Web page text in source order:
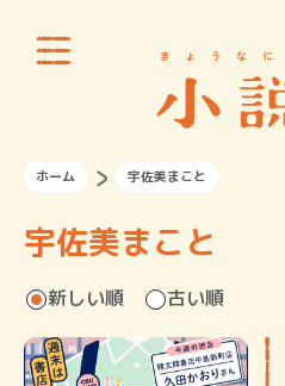
ホーム 宇佐美まこと
宇佐美まこと
新しい順 古い順